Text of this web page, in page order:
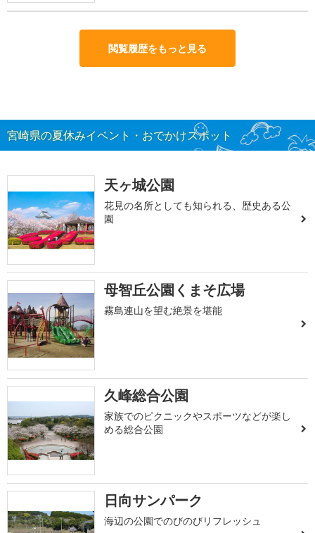
閲覧履歴をもっと見る
宮崎県の夏休みイベント・おでかけスポット
天ヶ城公園
花見の名所としても知られる、歴史ある公
園
母智丘公園くまそ広場
霧島連山を望む絶景を堪能
久峰総合公園
家族でのピクニックやスポーツなどが楽し
める総合公園
日向サンパーク
海辺の公園でのびのびリフレッシュ